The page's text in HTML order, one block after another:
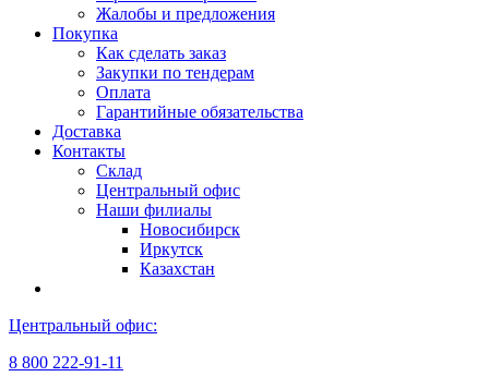
Жалобы и предложения
Покупка
Как сделать заказ
Закупки по тендерам
Оплата
Гарантийные обязательства
Доставка
Контакты
Склад
Центральный офис
Наши филиалы
Новосибирск
Иркутск
Казахстан
Центральный офис:
8 800 222-91-11